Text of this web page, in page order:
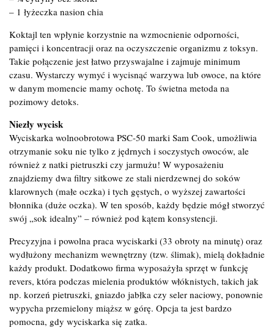
– 1 łyżeczka nasion chia
Koktajl ten wpłynie korzystnie na wzmocnienie odporności,
pamięci i koncentracji oraz na oczyszczenie organizmu z toksyn.
Takie połączenie jest łatwo przyswajalne i zajmuje minimum
czasu. Wystarczy wymyć i wycisnąć warzywa lub owoce, na które
w danym momencie mamy ochotę. To świetna metoda na
pozimowy detoks.
Niezły wycisk
Wyciskarka wolnoobrotowa PSC-50 marki Sam Cook, umożliwia
otrzymanie soku nie tylko z jędrnych i soczystych owoców, ale
również z natki pietruszki czy jarmużu! W wyposażeniu
znajdziemy dwa filtry sitkowe ze stali nierdzewnej do soków
klarownych (małe oczka) i tych gęstych, o wyższej zawartości
błonnika (duże oczka). W ten sposób, każdy będzie mógł stworzyć
swój „sok idealny” – również pod kątem konsystencji.
Precyzyjna i powolna praca wyciskarki (33 obroty na minutę) oraz
wydłużony mechanizm wewnętrzny (tzw. ślimak), mielą dokładnie
każdy produkt. Dodatkowo firma wyposażyła sprzęt w funkcję
revers, która podczas mielenia produktów włóknistych, takich jak
np. korzeń pietruszki, gniazdo jabłka czy seler naciowy, ponownie
wypycha przemielony miąższ w górę. Opcja ta jest bardzo
pomocna, gdy wyciskarka się zatka.